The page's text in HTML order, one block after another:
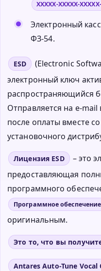
XXXXX-XXXXX-
Электронный
ФЗ-54.
ESD
(Electronic
электронный ключ
распространяющийся
Отправляется на e-
после оплаты вместе
установочного
Лицензия ESD
– это
предоставляющая
программного
Программное обеспечение
оригинальным.
Это то, что вы
Antares Auto-Tune